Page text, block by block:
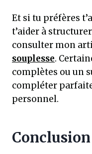
Et si tu préfères
t’aider à
consulter mon
souplesse.
complètes ou un
compléter
personnel.
Conclusion